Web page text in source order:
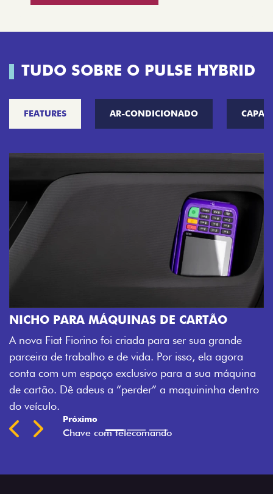
TUDO SOBRE O PULSE HYBRID
FEATURES AR-CONDICIONADO
DE CARTÃO
para ser sua grande
Por isso, ela agora
para a sua máquina
a maquininha dentro
CHAVE COM
Agora, a chave da sua nova
veículo também à distância, e
fechadura. São detalhes como
mais fluidez para o seu dia de
Previous
Next